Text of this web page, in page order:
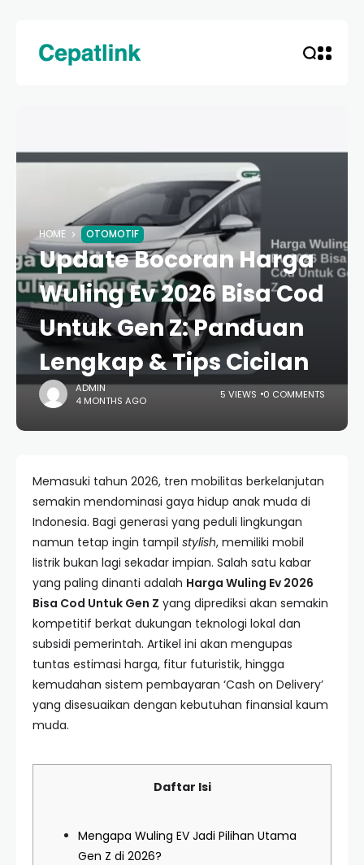
HOME OTOMOTIF
Update Bocoran Harga
Wuling Ev 2026 Bisa Cod
Untuk Gen Z: Panduan
Lengkap & Tips Cicilan
ADMIN
4 MONTHS AGO
5 VIEWS 0 COMMENTS
Memasuki tahun 2026, tren mobilitas berkelanjutan
semakin mendominasi gaya hidup anak muda di
Indonesia. Bagi generasi yang peduli lingkungan
namun tetap ingin tampil stylish, memiliki mobil
listrik bukan lagi sekadar impian. Salah satu kabar
yang paling dinanti adalah Harga Wuling Ev 2026
Bisa Cod Untuk Gen Z yang diprediksi akan semakin
kompetitif berkat dukungan teknologi lokal dan
subsidi pemerintah. Artikel ini akan mengupas
tuntas estimasi harga, fitur futuristik, hingga
kemudahan sistem pembayaran ‘Cash on Delivery’
yang disesuaikan dengan kebutuhan finansial kaum
muda.
Daftar Isi
Mengapa Wuling EV Jadi Pilihan Utama
Gen Z di 2026?